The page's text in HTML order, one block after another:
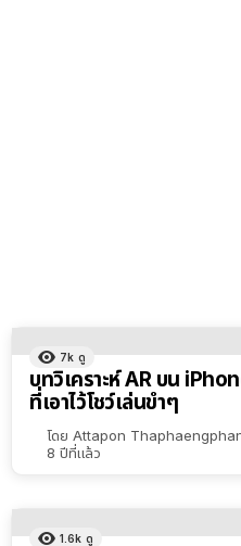
7k ดู
บทวิเคราะห์ AR บน
ที่เอาไว้โชว์เล่นขำๆ
โดย Attapon
8 ปีที่แล้ว
1.6k ดู